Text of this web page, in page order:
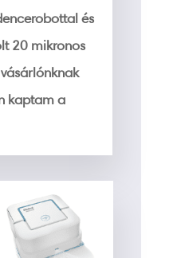
és
20 mikronos
kaptam a